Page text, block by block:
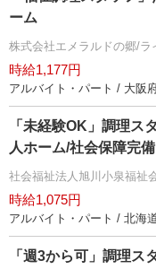
ーム
株式会社エメラルドの郷/ラ
時給1,177円
アルバイト・パート / 大阪
「未経験OK」調理ス
人ホーム/社会保障完備
社会福祉法人旭川小泉福祉
時給1,075円
アルバイト・パート / 北海
「週3から可」調理ス